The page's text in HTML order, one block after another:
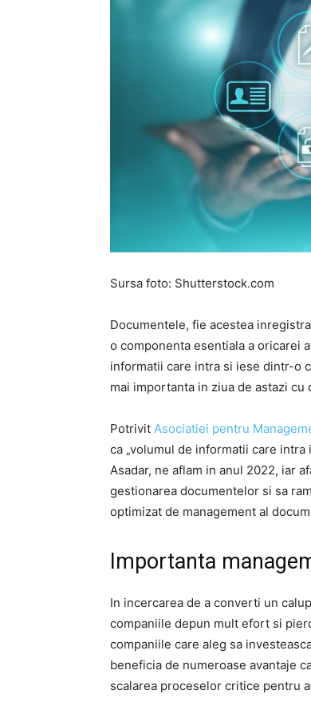
Sursa foto: Shutterstock.com
Documentele, fie acestea
o componenta esentiala a oricarei
informatii care intra si iese dintr-o
mai importanta in ziua de astazi
Potrivit Asociatiei pentru
ca „volumul de informatii care intra
Asadar, ne aflam in anul 2022, iar
gestionarea documentelor si sa
optimizat de management al
Importanta
In incercarea de a converti un
companiile depun mult efort si
companiile care aleg sa
beneficia de numeroase avantaje
scalarea proceselor critice pentru